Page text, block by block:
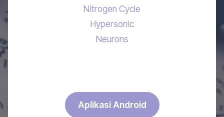
Nitrogen Cycle
Hypersonic
Neurons
Aplikasi Android